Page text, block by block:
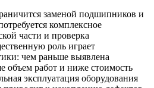
заменой подшипников и
комплексное
части и проверка
роль играет
чем раньше выявлена
объем работ и ниже стоимость
эксплуатация оборудования